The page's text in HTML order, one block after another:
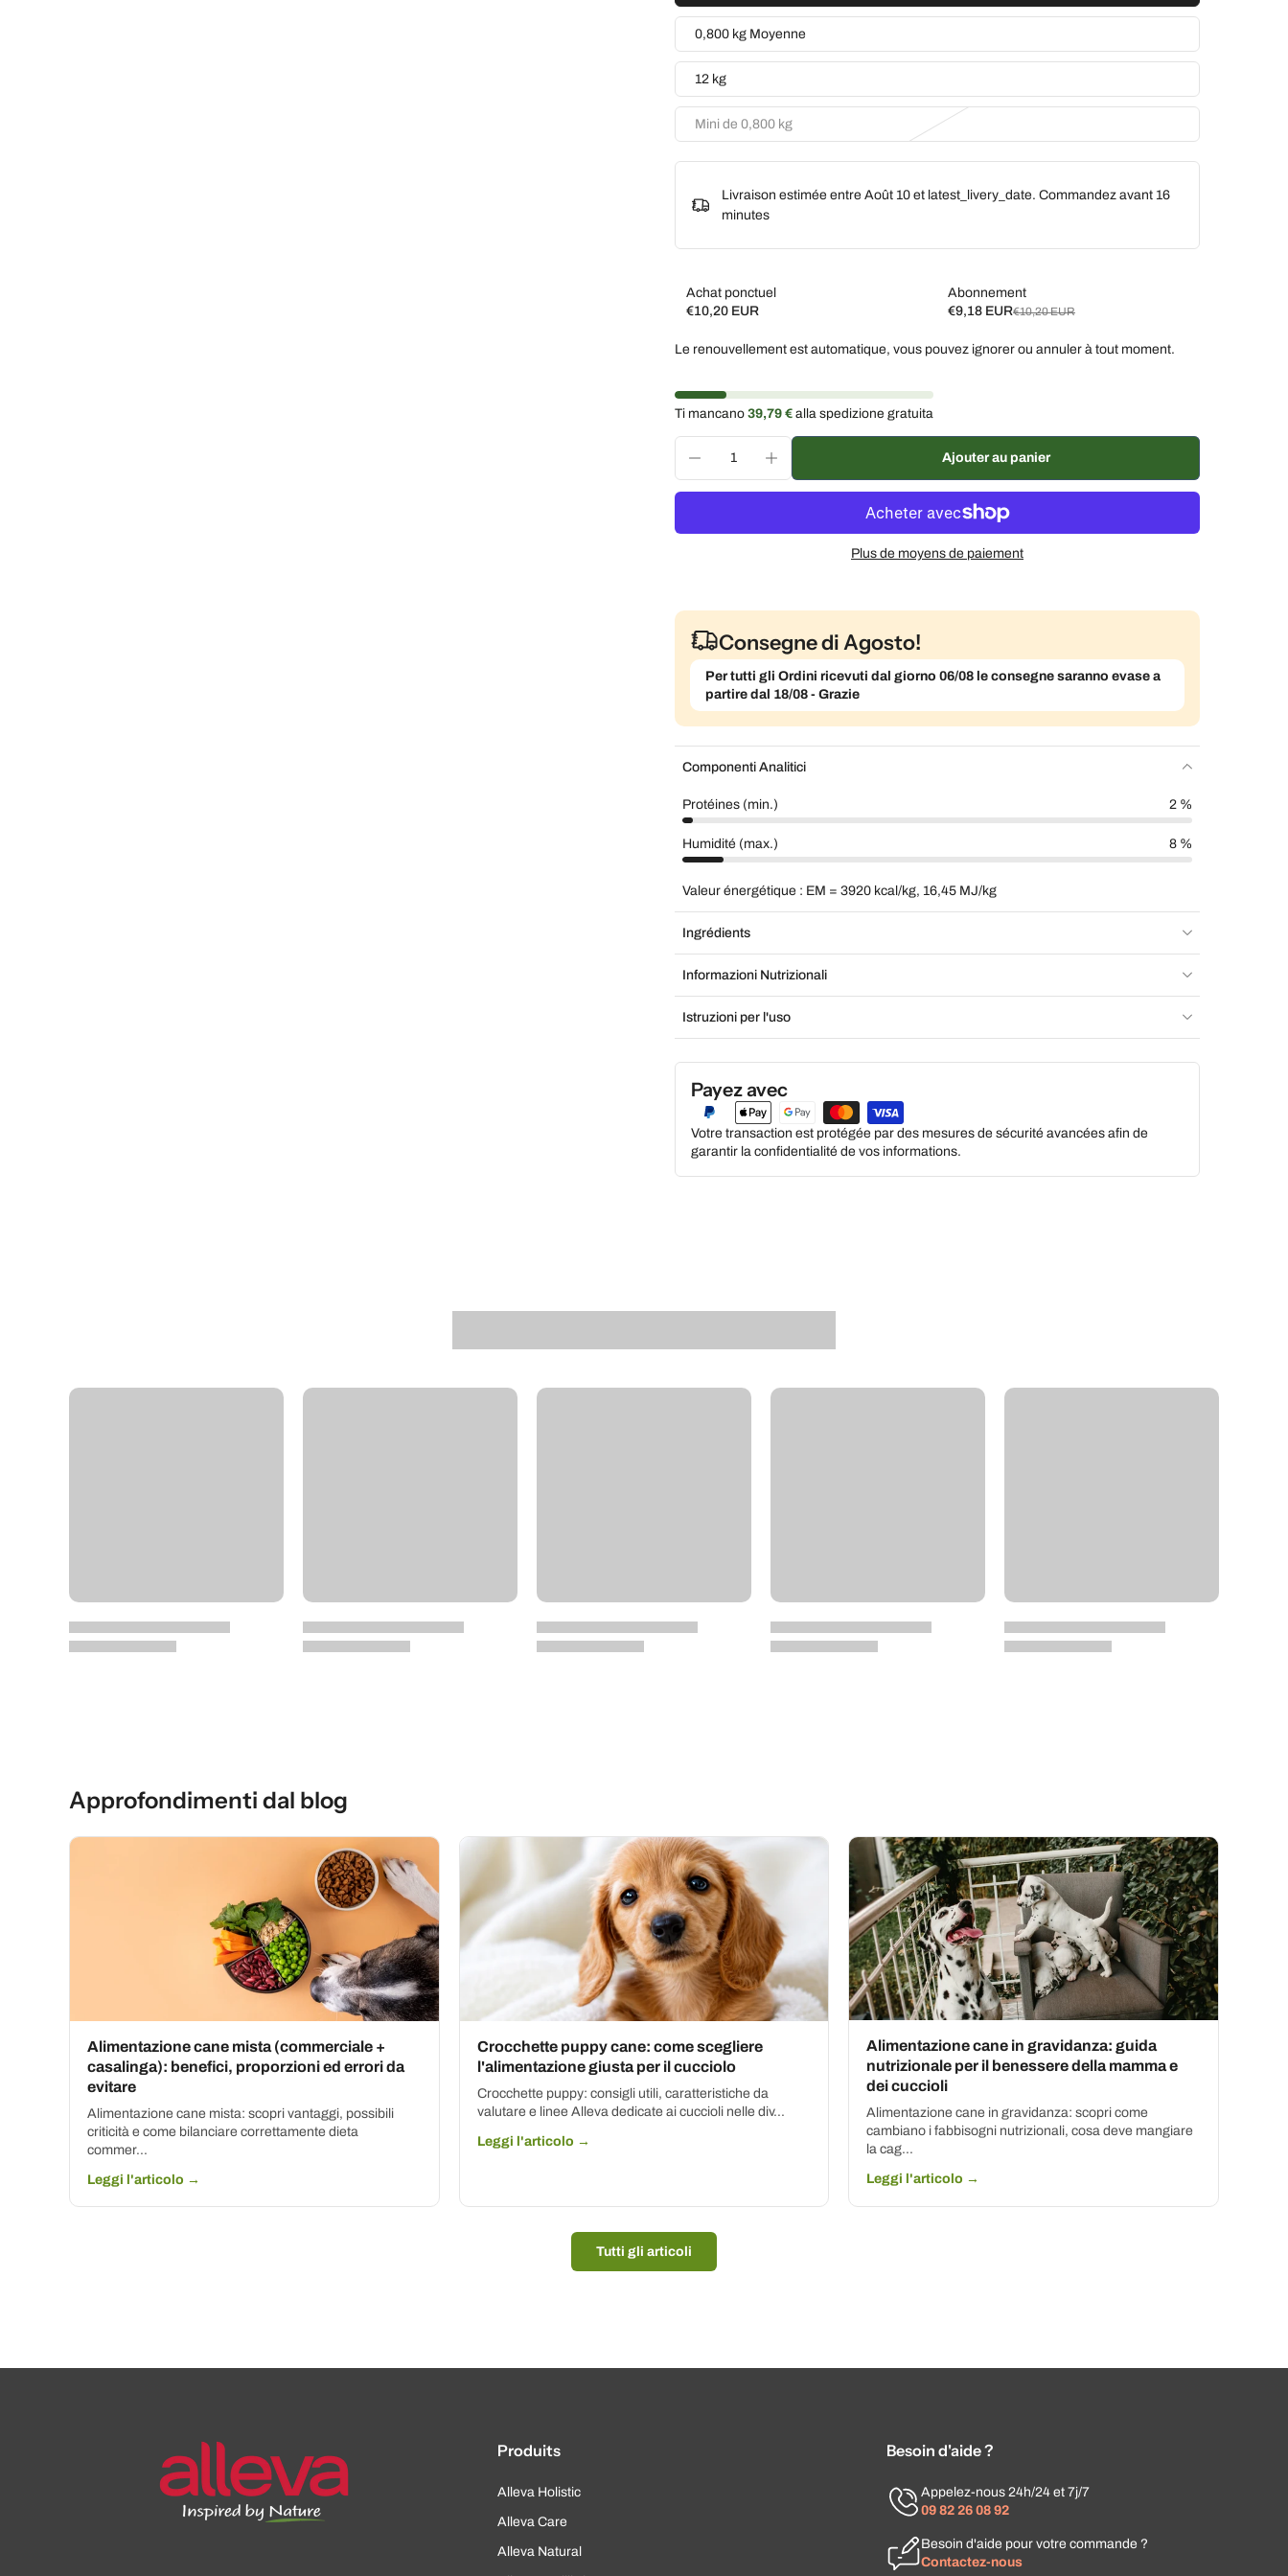
0,800 kg Moyenne
12 kg
Mini de 0,800 kg
Livraison estimée entre Août 10 et latest_livery_date. Commandez avant 16
minutes
Achat ponctuel
€10,20 EUR
Abonnement
€9,18 EUR€10,20 EUR
Subscribe and save
Livrez toutes les 3 semaines, 7 % de réduction
Livrez chaque mois, 5 % de réduction
Le renouvellement est automatique, vous pouvez ignorer ou annuler à tout moment.
Ti mancano 39,79 € alla spedizione gratuita
Ajouter au panier
Plus de moyens de paiement
Consegne di Agosto!
Per tutti gli Ordini ricevuti dal giorno 06/08 le consegne saranno evase a
partire dal 18/08 - Grazie
Componenti Analitici
Protéines (min.) 2 %
Humidité (max.) 8 %
Valeur énergétique : EM = 3920 kcal/kg, 16,45 MJ/kg
Ingrédients
Informazioni Nutrizionali
Istruzioni per l'uso
Payez avec
Votre transaction est protégée par des mesures de sécurité avancées afin de
garantir la confidentialité de vos informations.
Approfondimenti dal blog
Alimentazione cane mista (commerciale +
casalinga): benefici, proporzioni ed errori da
evitare
Alimentazione cane mista: scopri vantaggi, possibili
criticità e come bilanciare correttamente dieta
commer...
Leggi l'articolo →
Crocchette puppy cane: come scegliere
l'alimentazione giusta per il cucciolo
Crocchette puppy: consigli utili, caratteristiche da
valutare e linee Alleva dedicate ai cuccioli nelle div...
Leggi l'articolo →
Alimentazione cane in gravidanza: guida
nutrizionale per il benessere della mamma e
dei cuccioli
Alimentazione cane in gravidanza: scopri come
cambiano i fabbisogni nutrizionali, cosa deve mangiare
la cag...
Leggi l'articolo →
Tutti gli articoli
Produits
Alleva Holistic
Alleva Care
Alleva Natural
Besoin d'aide ?
Appelez-nous 24h/24 et 7j/7
09 82 26 08 92
Besoin d'aide pour votre commande ?
Contactez-nous